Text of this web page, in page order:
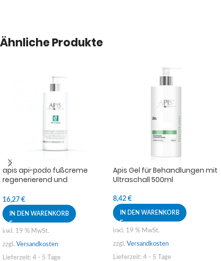
Ähnliche Produkte
apis api-podo fußcreme
regenerierend und
16,27 €
IN DEN WARENKORB
inkl. 19 % MwSt.
zzgl. Versandkosten
Lieferzeit: 4 - 5 Tage
Apis Gel für Behandlungen mit
Ultraschall 500ml
8,42 €
IN DEN WARENKORB
inkl. 19 % MwSt.
zzgl. Versandkosten
Lieferzeit: 4 - 5 Tage